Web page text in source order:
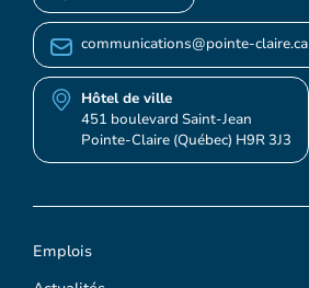
Emplois
communications@pointe-claire.ca
Hôtel de ville
451 boulevard Saint-Jean
Pointe-Claire (Québec) H9R 3J3